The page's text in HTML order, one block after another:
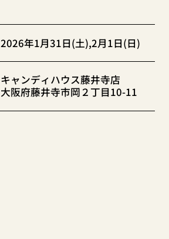
2026年1月31日(土),2月1日(日)
キャンディハウス藤井寺店
大阪府藤井寺市岡２丁目10-11